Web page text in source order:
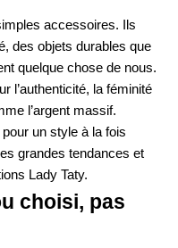
accessoires. Ils
des objets durables que
quelque chose de nous.
l’authenticité, la féminité
l’argent massif.
un style à la fois
grandes tendances et
Lady Taty.
choisi, pas